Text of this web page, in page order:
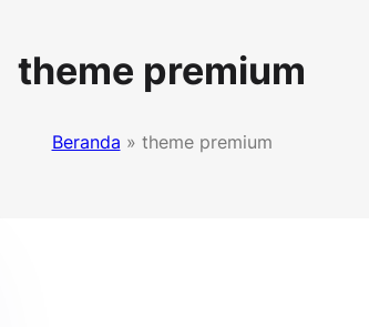
theme premium
Beranda » theme premium